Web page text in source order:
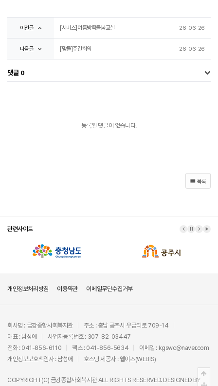
이전글 [서비스]여름방학돌봄교실 26-06-26
다음글 [맞돌]주간회의 26-06-26
댓글 0
등록된 댓글이 없습니다.
목록
관련사이트 이전 배너
배너 정지
다음 배
배
개인정보처리방침 이용약관 이메일무단수집거부
회사명 : 금강종합사회복지관
주소 : 충남 공주시 우금티로 709-14
대표 : 남성애
사업자등록번호 : 307-82-03447
전화 : 041-856-6110
팩스 : 041-856-5634
이메일 : kgswc@naver.com
개인정보보호책임자 : 남성애
호스팅 제공자 :웹이즈(WEBIS)
COPYRIGHT(C) 금강종합사회복지관ALL RIGHTS RESERVED. DESIGNED BY